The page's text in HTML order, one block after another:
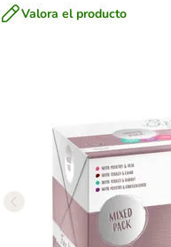
Valora el producto